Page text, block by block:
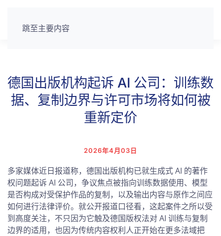
跳至主要内容
德国出版机构起诉 AI 公司：训练数
据、复制边界与许可市场将如何被
重新定价
2026年4月03日
多家媒体近日报道称，德国出版机构已就生成式 AI 的著作
权问题起诉 AI 公司，争议焦点被指向训练数据使用、模型
是否构成对受保护作品的复制，以及输出内容与原作之间应
如何进行法律评价。就公开报道口径看，这起案件之所以受
到高度关注，不只因为它触及德国版权法对 AI 训练与复制
边界的适用，也因为传统内容权利人正开始在更多法域把